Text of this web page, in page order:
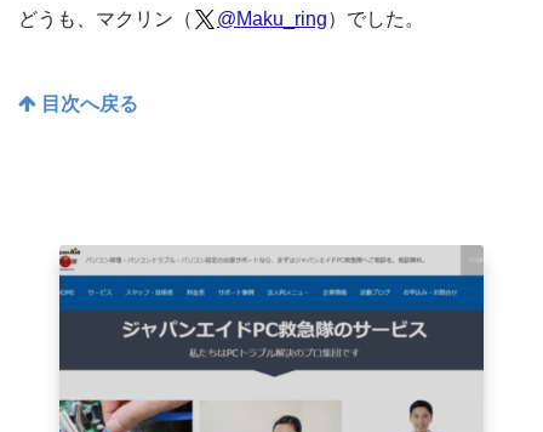
どうも、マクリン（ @Maku_ring）でした。
目次へ戻る